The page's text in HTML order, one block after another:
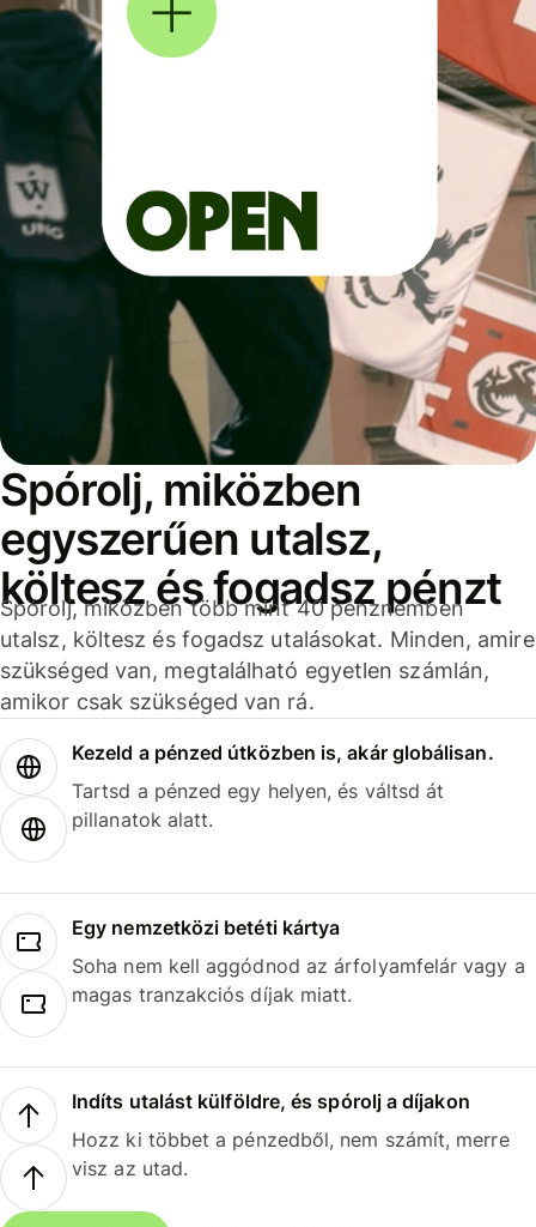
Spórolj, miközben
egyszerűen utalsz,
költesz és fogadsz pénzt
Spórolj, miközben több mint 40 pénznemben
utalsz, költesz és fogadsz utalásokat. Minden, amire
szükséged van, megtalálható egyetlen számlán,
amikor csak szükséged van rá.
Kezeld a pénzed útközben is, akár globálisan.
Tartsd a pénzed egy helyen, és váltsd át
pillanatok alatt.
Egy nemzetközi betéti kártya
Soha nem kell aggódnod az árfolyamfelár vagy a
magas tranzakciós díjak miatt.
Indíts utalást külföldre, és spórolj a díjakon
Hozz ki többet a pénzedből, nem számít, merre
visz az utad.